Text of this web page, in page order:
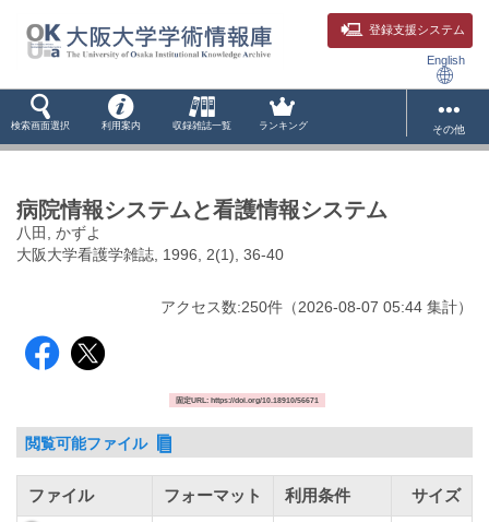
登録支援システム
English
検索画面選択 利用案内 収録雑誌一覧 ランキング その他
病院情報システムと看護情報システム
八田, かずよ
大阪大学看護学雑誌, 1996, 2(1), 36-40
アクセス数:250件 （2026-08-07 05:44 集計）
固定URL: https://doi.org/10.18910/56671
閲覧可能ファイル
ファイル フォーマット 利用条件 サイズ